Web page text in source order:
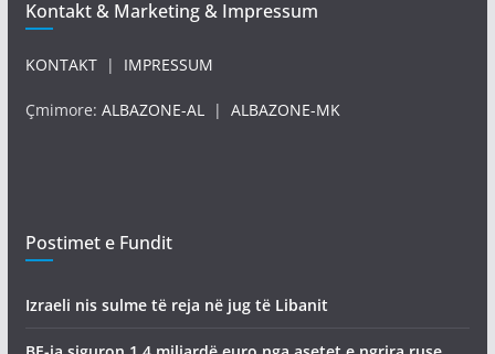
Kontakt & Marketing & Impressum
KONTAKT| IMPRESSUM
Çmimore: ALBAZONE-AL| ALBAZONE-MK
Postimet e Fundit
Izraeli nis sulme të reja në jug të Libanit